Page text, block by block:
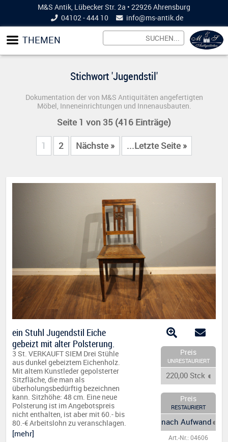
M&S Antik, Lübecker Str. 2a • 22926 Ahrensburg
04102 - 444 10
info@ms-antik.de
THEMEN
Stichwort 'Jugendstil'
Dokumentation der von M&S Antiquitäten angefertigten
Möbel, Inneneinrichtungen und Innenausbauten.
Seite 1 von 35 (416 Einträge)
1 2 Nächste » ...Letzte Seite »
ein Stuhl Jugendstil Eiche
gebeizt mit alter Polsterung.
3 St. VERKAUFT SIEM Drei Stühle
aus dunkel gebeiztem Eichenholz.
Mit altem Kunstleder gepolsterter
Sitzfläche, die man als
überholungsbedürftig bezeichnen
kann. Sitzhöhe: 48 cm. Eine neue
Polsterung ist im Angebotspreis
nicht enthalten, ist aber mit 60.- bis
80.-€ Arbeitslohn zu veranschlagen.
[mehr]
Preis
UNRESTAURIERT
220,00 Stck €
Preis
RESTAURIERT
nach Aufwand €
Art.-Nr.: 04606